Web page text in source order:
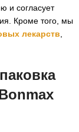
и согласует
Кроме того, мы
лекарств